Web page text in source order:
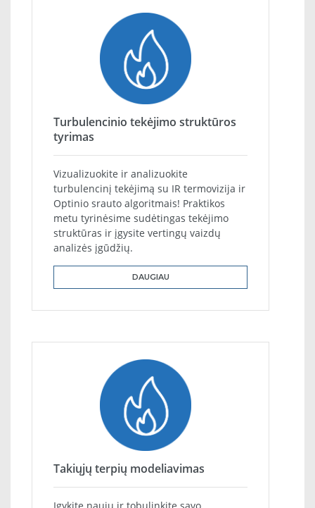
Turbulencinio tekėjimo struktūros
tyrimas
Vizualizuokite ir analizuokite
turbulencinį tekėjimą su IR termovizija ir
Optinio srauto algoritmais! Praktikos
metu tyrinėsime sudėtingas tekėjimo
struktūras ir įgysite vertingų vaizdų
analizės įgūdžių.
DAUGIAU
Takiųjų terpių modeliavimas